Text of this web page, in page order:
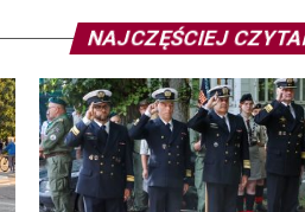
NAJCZĘŚCIEJ